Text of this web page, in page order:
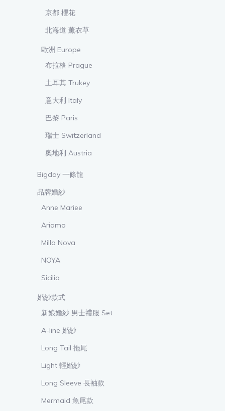
京都 櫻花
北海道 薰衣草
歐洲 Europe
布拉格 Prague
土耳其 Trukey
意大利 Italy
巴黎 Paris
瑞士 Switzerland
奧地利 Austria
Bigday 一條龍
品牌婚紗
Anne Mariee
Ariamo
Milla Nova
NOYA
Sicilia
婚紗款式
新娘婚紗 男士禮服 Set
A-line 婚紗
Long Tail 拖尾
Light 輕婚紗
Long Sleeve 長袖款
Mermaid 魚尾款